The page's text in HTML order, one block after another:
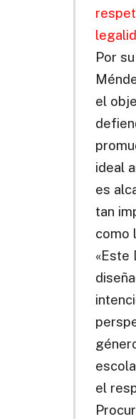
Por
el
ideal
es
tan
como
«Este
el